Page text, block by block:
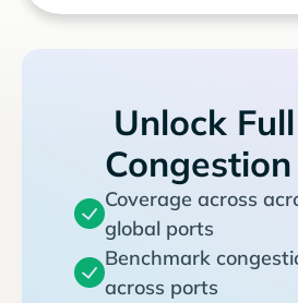
Unlock
Coverage across
global ports
Benchmark
across ports